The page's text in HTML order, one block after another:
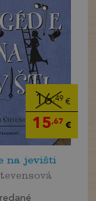
16,49 €
15,67 €
na jevišti